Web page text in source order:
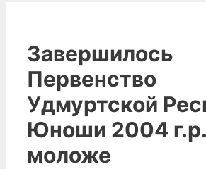
Завершилось
Первенство
Удмуртской
Юноши 2004
моложе